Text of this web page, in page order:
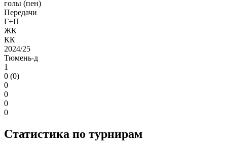
голы (пен)
Передачи
Г+П
ЖК
КК
2024/25
Тюмень-д
1
0 (0)
0
0
0
0
Статистика по турнирам